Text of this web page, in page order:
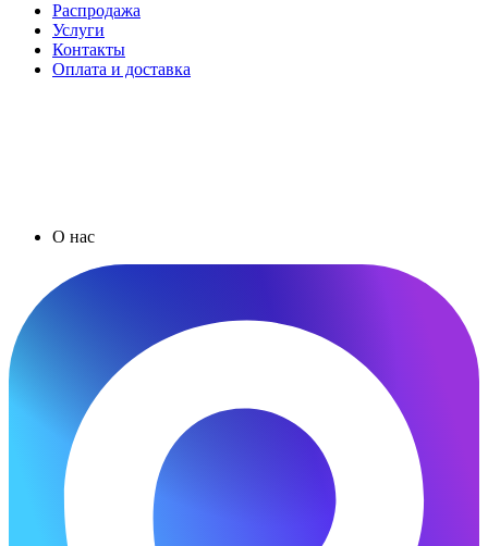
Распродажа
Услуги
Контакты
Оплата и доставка
О нас